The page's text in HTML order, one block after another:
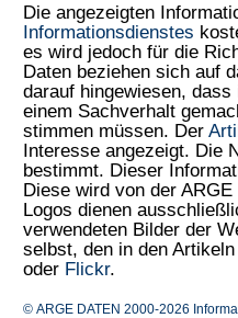
Die angezeigten
Informationsdienstes
es wird jedoch für die
Daten beziehen sich auf
darauf hingewiesen,
einem Sachverhalt
stimmen müssen. Der
Interesse angezeigt. Die
bestimmt. Dieser
Diese wird von der
Logos dienen
verwendeten Bilder der
selbst, den in den
oder Flickr.
© ARGE DATEN 2000-2026